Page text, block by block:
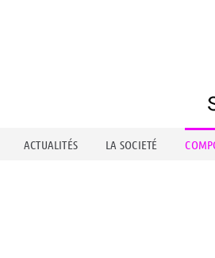
ACTUALITÉS LA SOCIETÉ